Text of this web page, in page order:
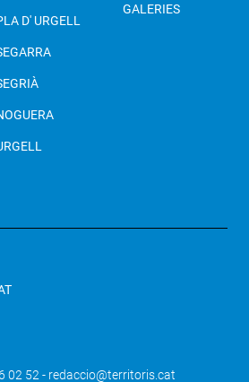
D' URGELL
GALERIES
02 52 - redaccio@territoris.cat